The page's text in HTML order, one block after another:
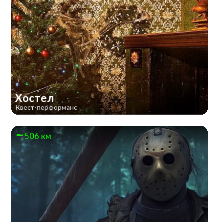
Хостел
Квест-перформанс
506 км